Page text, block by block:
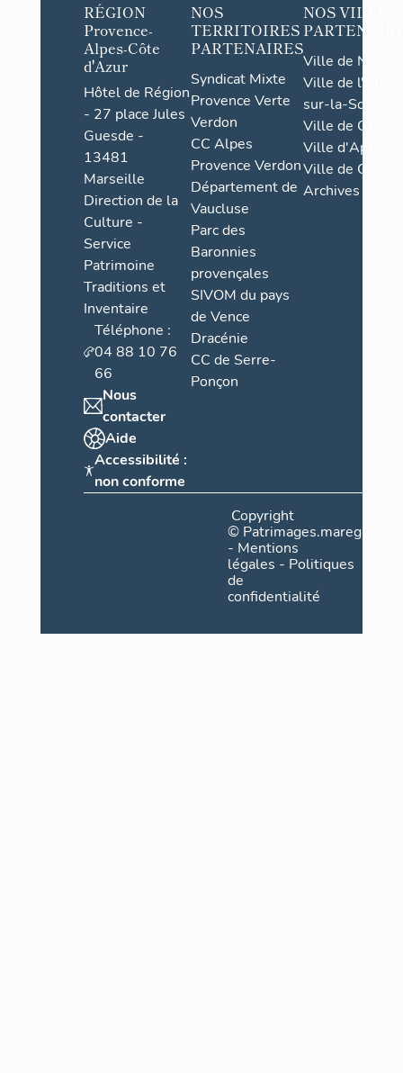
RÉGION
Provence-
Alpes-Côte
d'Azur
Hôtel de Région
- 27 place Jules
Guesde -
13481
Marseille
Direction de la
Culture -
Service
Patrimoine
Traditions et
Inventaire
Téléphone :
04 88 10 76
66
Nous
contacter
Aide
Accessibilité :
non conforme
NOS
TERRITOIRES
PARTENAIRES
Syndicat Mixte
Provence Verte
Verdon
CC Alpes
Provence Verdon
Département de
Vaucluse
Parc des
Baronnies
provençales
SIVOM du pays
de Vence
Dracénie
CC de Serre-
Ponçon
NOS VILLES
Ville de Nice
Ville de l'Isle-
sur-la-Sorgue
Ville de Grasse
Ville d'Apt
Ville de
Archives
Copyright
©
- Mentions
légales - Politiques
de
confidentialité